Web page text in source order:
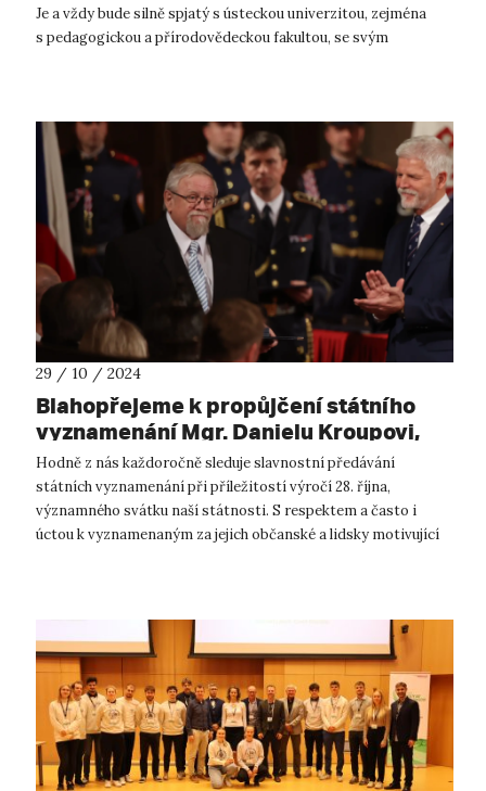
Je a vždy bude silně spjatý s ústeckou univerzitou, zejména
s pedagogickou a přírodovědeckou fakultou, se svým
29 / 10 / 2024
Blahopřejeme k propůjčení státního
vyznamenání Mgr. Danielu Kroupovi,
Ph.D.
Hodně z nás každoročně sleduje slavnostní předávání
státních vyznamenání při příležitostí výročí 28. října,
významného svátku naší státnosti. S respektem a často i
úctou k vyznamenaným za jejich občanské a lidsky motivující